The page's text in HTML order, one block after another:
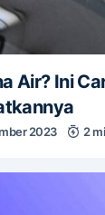
Air? Ini
2023 2